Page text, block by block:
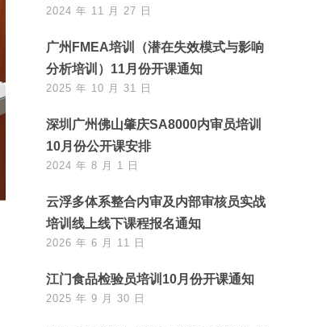
2024 年 11 月 27 日
广州FMEA培训（潜在失效模式与影响
分析培训）11月份开课通知
2025 年 10 月 31 日
深圳广州佛山肇庆SA8000内审员培训
10月份公开课安排
2024 年 8 月 1 日
云浮多体系整合内审及内部审核员实战
培训线上线下课程报名通知
2026 年 6 月 11 日
江门食品检验员培训10月份开课通知
2025 年 9 月 30 日